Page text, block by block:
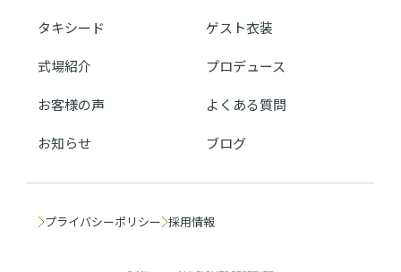
タキシード ゲスト衣装
式場紹介 プロデュース
お客様の声 よくある質問
お知らせ ブログ
プライバシーポリシー 採用情報